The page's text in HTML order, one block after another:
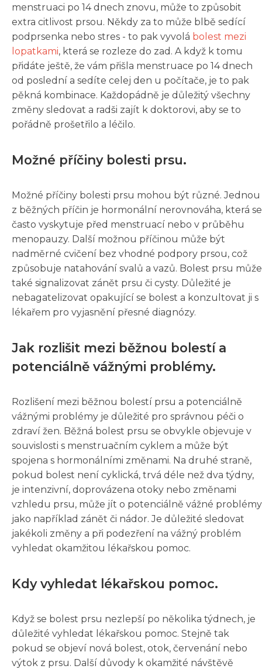
menstruaci po 14 dnech znovu, může to způsobit
extra citlivost prsou. Někdy za to může blbě sedící
podprsenka nebo stres - to pak vyvolá bolest mezi
lopatkami, která se rozleze do zad. A když k tomu
přidáte ještě, že vám přišla menstruace po 14 dnech
od poslední a sedíte celej den u počítače, je to pak
pěkná kombinace. Každopádně je důležitý všechny
změny sledovat a radši zajít k doktorovi, aby se to
pořádně prošetřilo a léčilo.
Možné příčiny bolesti prsu.
Možné příčiny bolesti prsu mohou být různé. Jednou
z běžných příčin je hormonální nerovnováha, která se
často vyskytuje před menstruací nebo v průběhu
menopauzy. Další možnou příčinou může být
nadměrné cvičení bez vhodné podpory prsou, což
způsobuje natahování svalů a vazů. Bolest prsu může
také signalizovat zánět prsu či cysty. Důležité je
nebagatelizovat opakující se bolest a konzultovat ji s
lékařem pro vyjasnění přesné diagnózy.
Jak rozlišit mezi běžnou bolestí a
potenciálně vážnými problémy.
Rozlišení mezi běžnou bolestí prsu a potenciálně
vážnými problémy je důležité pro správnou péči o
zdraví žen. Běžná bolest prsu se obvykle objevuje v
souvislosti s menstruačním cyklem a může být
spojena s hormonálními změnami. Na druhé straně,
pokud bolest není cyklická, trvá déle než dva týdny,
je intenzivní, doprovázena otoky nebo změnami
vzhledu prsu, může jít o potenciálně vážné problémy
jako například zánět či nádor. Je důležité sledovat
jakékoli změny a při podezření na vážný problém
vyhledat okamžitou lékařskou pomoc.
Kdy vyhledat lékařskou pomoc.
Když se bolest prsu nezlepší po několika týdnech, je
důležité vyhledat lékařskou pomoc. Stejně tak
pokud se objeví nová bolest, otok, červenání nebo
výtok z prsu. Další důvody k okamžité návštěvě